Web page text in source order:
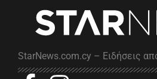
StarNews.com.cy – Ειδήσεις